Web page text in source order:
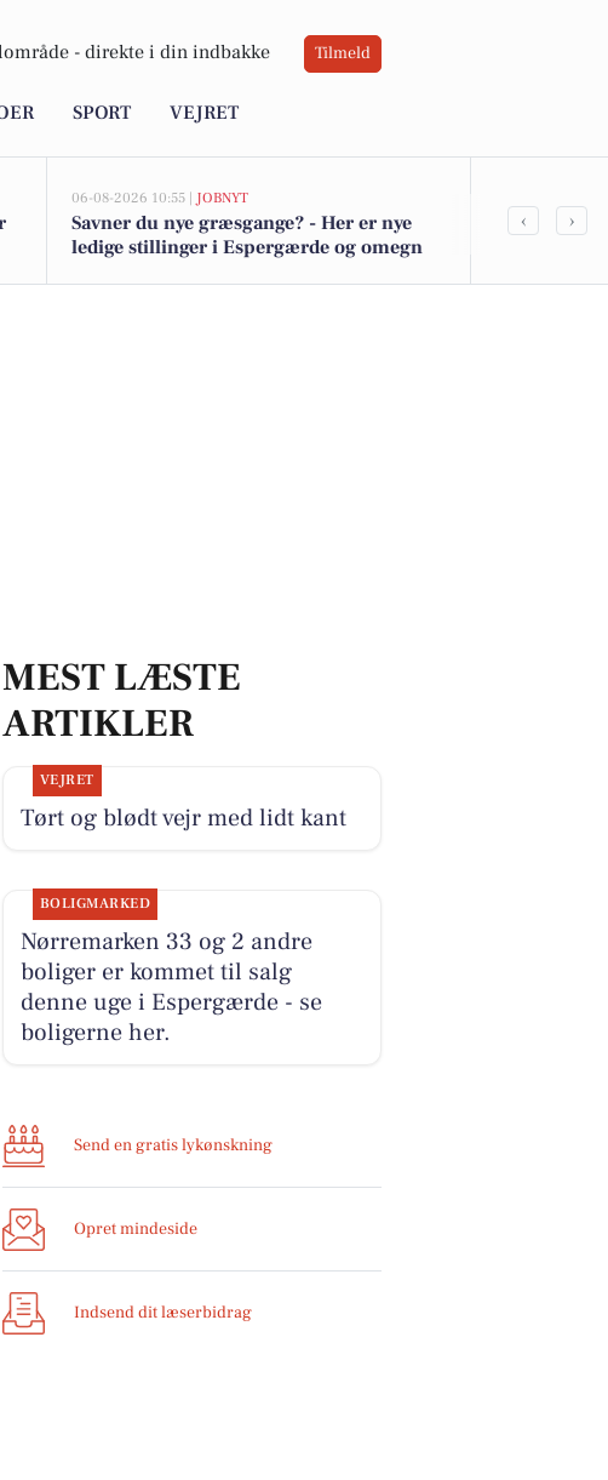
- direkte i din indbakke Tilmeld
SPORT VEJRET
06-08-2026 10:55 | JOBNYT
Savner du nye græsgange? - Her er nye
ledige stillinger i Espergærde og omegn
Top 6 over
‹ ›
MEST LÆSTE
ARTIKLER
VEJRET
Tørt og blødt vejr med lidt kant
BOLIGMARKED
Nørremarken 33 og 2 andre
boliger er kommet til salg
denne uge i Espergærde - se
boligerne her.
Send en gratis lykønskning
Opret mindeside
Indsend dit læserbidrag